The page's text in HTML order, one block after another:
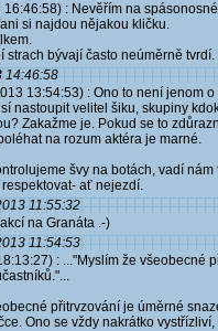
: Nevěřím na
si najdou nějakou kličku.
strach bývají často neúměrně tvrdí.
14:46:58
13:54:53) : Ono to není jenom
nastoupit velitel šiku, skupiny
Zakažme je. Pokud se to
na rozum aktéra je marné.
švy na botách, vadí
ať nejezdí.
11:55:32
na Granáta .-)
11:54:53
: ..."Myslím že všeobecné
přitrvzování je úměrné
Ono se vždy nakrátko